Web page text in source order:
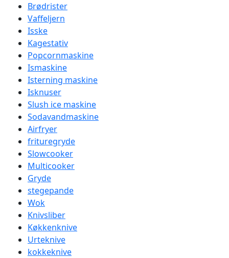
Brødrister
Vaffeljern
Isske
Kagestativ
Popcornmaskine
Ismaskine
Isterning maskine
Isknuser
Slush ice maskine
Sodavandmaskine
Airfryer
frituregryde
Slowcooker
Multicooker
Gryde
stegepande
Wok
Knivsliber
Køkkenknive
Urteknive
kokkeknive